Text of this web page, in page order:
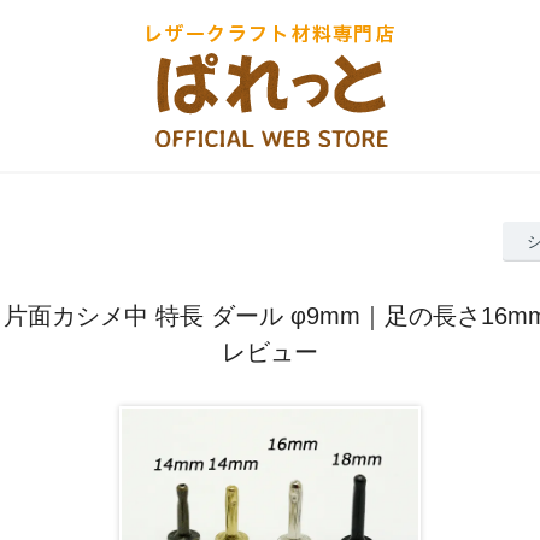
片面カシメ中 特長 ダール φ9mm｜足の長さ
レビュー